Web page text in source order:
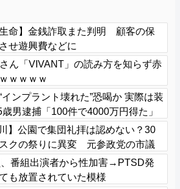
生命】金銭詐取また判明 顧客の保
せ遊興費などに
ん「VIVANT」の読み方を知らず赤
ｗｗｗｗ
インプラント壊れた”恐喝か 実際は装
男逮捕「100件で4000万円得た」
川】公園で集団礼拝は認めない？30
クの祭りに異変 元参政党の市議
は「直接話そう」 ＳＮＳと地元
番組出演者から性加害→PTSD発
も放置されていた模様